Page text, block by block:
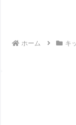
ホーム キ